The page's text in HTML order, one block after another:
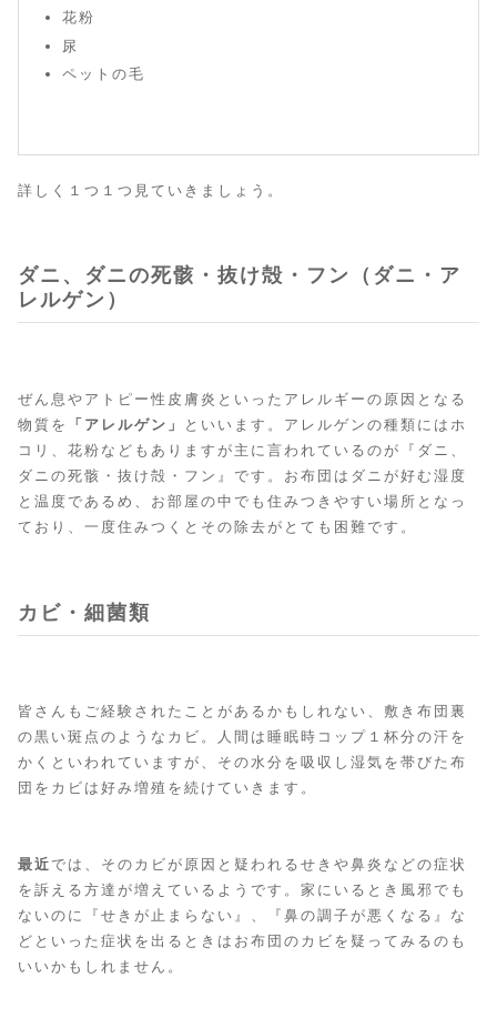
花粉
尿
ペットの毛
詳しく１つ１つ見ていきましょう。
ダニ、ダニの死骸・抜け殻・フン（ダニ・ア
レルゲン）
ぜん息やアトピー性皮膚炎といったアレルギーの原因となる
物質を 「アレルゲン」
といいます。アレルゲンの種類にはホ
コリ、花粉などもありますが主に言われているのが『ダニ、
ダニの死骸・抜け殻・フン』です。お布団はダニが好む湿度
と温度であるめ、お部屋の中でも住みつきやすい場所となっ
ており、一度住みつくとその除去がとても困難です。
カビ・細菌類
皆さんもご経験されたことがあるかもしれない、敷き布団裏
の黒い斑点のようなカビ。人間は睡眠時コップ１杯分の汗を
かくといわれていますが、その水分を吸収し湿気を帯びた布
団をカビは好み増殖を続けていきます。
最近では、そのカビが原因と疑われるせきや鼻炎などの症状
を訴える方達が増えているようです。家にいるとき風邪でも
ないのに『せきが止まらない』、『鼻の調子が悪くなる』な
どといった症状を出るときはお布団のカビを疑ってみるのも
いいかもしれません。